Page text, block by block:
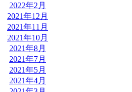
2022年2月
2021年12月
2021年11月
2021年10月
2021年8月
2021年7月
2021年5月
2021年4月